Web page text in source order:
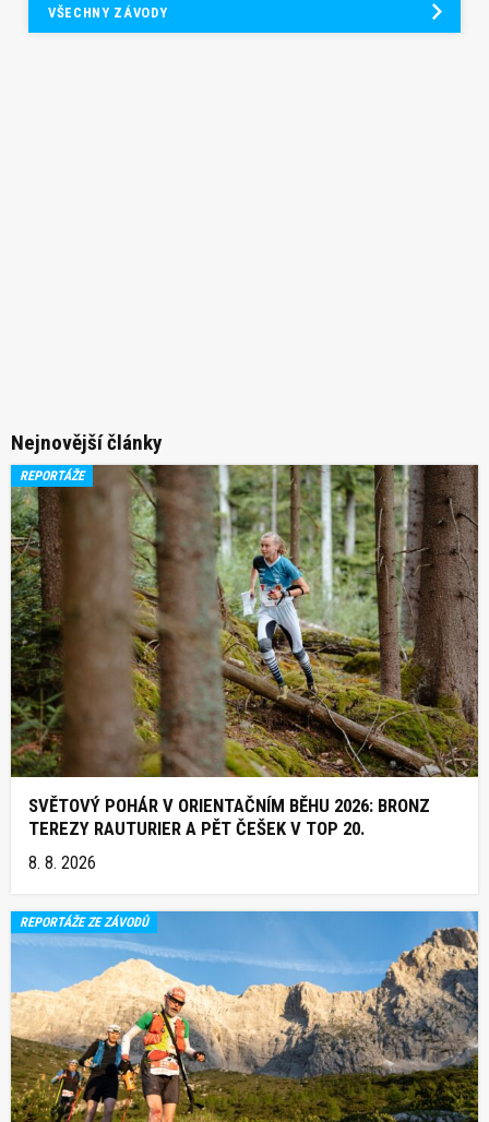
VŠECHNY ZÁVODY
Nejnovější články
REPORTÁŽE
SVĚTOVÝ POHÁR V ORIENTAČNÍM BĚHU 2026: BRONZ
TEREZY RAUTURIER A PĚT ČEŠEK V TOP 20.
8. 8. 2026
REPORTÁŽE ZE ZÁVODŮ